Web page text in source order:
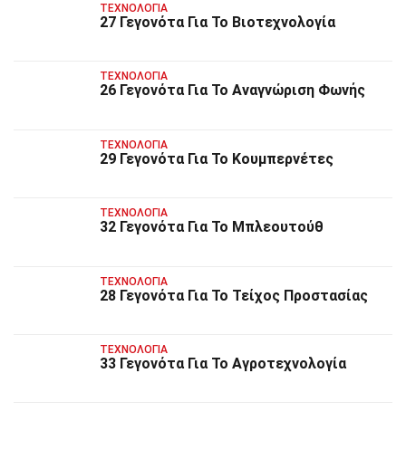
ΤΕΧΝΟΛΟΓΊΑ
27 Γεγονότα Για Το Βιοτεχνολογία
ΤΕΧΝΟΛΟΓΊΑ
26 Γεγονότα Για Το Αναγνώριση Φωνής
ΤΕΧΝΟΛΟΓΊΑ
29 Γεγονότα Για Το Κουμπερνέτες
ΤΕΧΝΟΛΟΓΊΑ
32 Γεγονότα Για Το Μπλεουτούθ
ΤΕΧΝΟΛΟΓΊΑ
28 Γεγονότα Για Το Τείχος Προστασίας
ΤΕΧΝΟΛΟΓΊΑ
33 Γεγονότα Για Το Αγροτεχνολογία